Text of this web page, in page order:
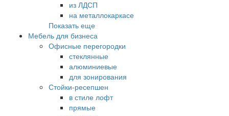
из ЛДСП
на металлокаркасе
Показать еще
Мебель для бизнеса
Офисные перегородки
стеклянные
алюминиевые
для зонирования
Стойки-ресепшен
в стиле лофт
прямые